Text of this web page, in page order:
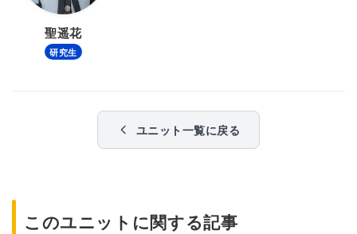
聖遥花
研究生
ユニット一覧に戻る
このユニットに関する記事